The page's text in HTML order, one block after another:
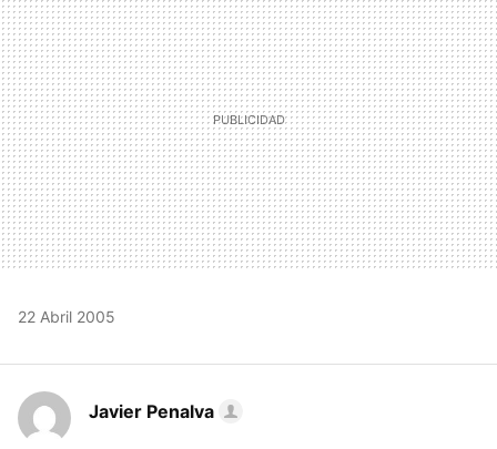
22 Abril 2005
Javier Penalva